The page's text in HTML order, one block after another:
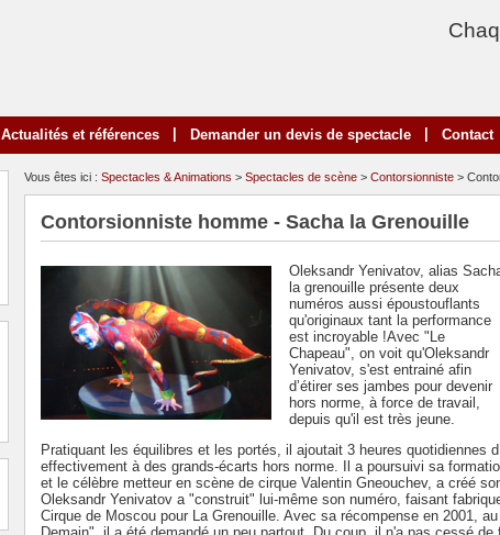
Actualités et références Demander un devis de spectacle Contact
Vous êtes ici : Spectacles & Animations > Spectacles de scène > Contorsionniste >
Contorsionniste homme - Sacha la Grenouille
Oleksandr Yenivatov, alias
la grenouille présente deux
numéros aussi époustouflants
qu'originaux tant la performance
est incroyable !Avec "Le
Chapeau", on voit qu'Oleksandr
Yenivatov, s'est entrainé afin
d’étirer ses jambes pour devenir
hors norme, à force de travail,
depuis qu'il est très jeune.
Pratiquant les équilibres et les portés, il ajoutait 3 heures quotidiennes
effectivement à des grands-écarts hors norme. Il a poursuivi sa
et le célèbre metteur en scène de cirque Valentin Gneouchev, a créé
Oleksandr Yenivatov a "construit" lui-même son numéro, faisant
Cirque de Moscou pour La Grenouille. Avec sa récompense en 2001,